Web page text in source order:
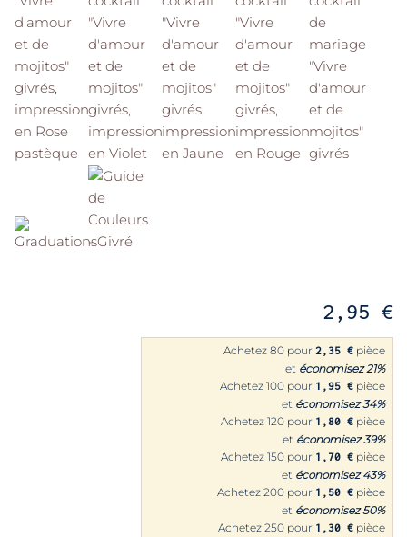
2,95 €
Achetez 80 pour 2,35 € pièce
et économisez21%
Achetez 100 pour 1,95 € pièce
et économisez34%
Achetez 120 pour 1,80 € pièce
et économisez39%
Achetez 150 pour 1,70 € pièce
et économisez43%
Achetez 200 pour 1,50 € pièce
et économisez50%
Achetez 250 pour 1,30 € pièce